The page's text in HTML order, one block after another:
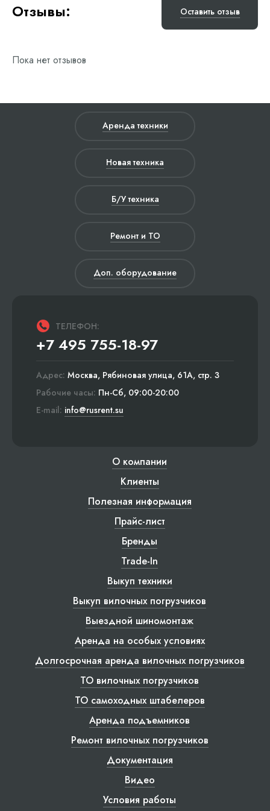
Отзывы: Оставить отзыв
Пока нет отзывов
Аренда техники
Новая техника
Б/У техника
Ремонт и ТО
Доп. оборудование
ТЕЛЕФОН:
+7 495 755-18-97
Адрес: Москва, Рябиновая улица, 61А, стр. 3
Рабочие часы: Пн-Сб, 09:00-20:00
E-mail: info@rusrent.su
О компании
Клиенты
Полезная информация
Прайс-лист
Бренды
Trade-In
Выкуп техники
Выкуп вилочных погрузчиков
Выездной шиномонтаж
Аренда на особых условиях
Долгосрочная аренда вилочных погрузчиков
ТО вилочных погрузчиков
ТО самоходных штабелеров
Аренда подъемников
Ремонт вилочных погрузчиков
Документация
Видео
Условия работы